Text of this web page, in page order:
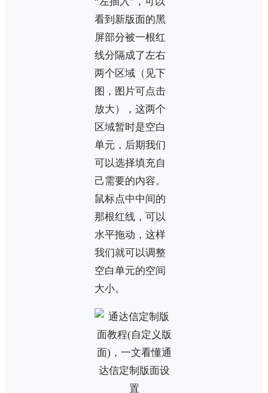
看到新版面的黑
屏部分被一根红
线分隔成了左右
两个区域（见下
图，图片可点击
放大），这两个
区域暂时是空白
单元，后期我们
可以选择填充自
己需要的内容。
鼠标点中中间的
那根红线，可以
水平拖动，这样
我们就可以调整
空白单元的空间
大小。